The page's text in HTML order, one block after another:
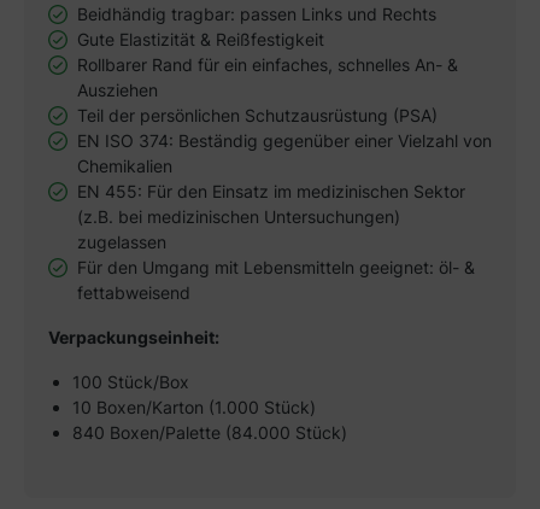
Beidhändig tragbar: passen Links und Rechts
Gute Elastizität & Reißfestigkeit
Rollbarer Rand für ein einfaches, schnelles An- &
Ausziehen
Teil der persönlichen Schutzausrüstung (PSA)
EN ISO 374: Beständig gegenüber einer Vielzahl von
Chemikalien
EN 455: Für den Einsatz im medizinischen Sektor
(z.B. bei medizinischen Untersuchungen)
zugelassen
Für den Umgang mit Lebensmitteln geeignet: öl- &
fettabweisend
Verpackungseinheit:
100 Stück/Box
10 Boxen/Karton (1.000 Stück)
840 Boxen/Palette (84.000 Stück)